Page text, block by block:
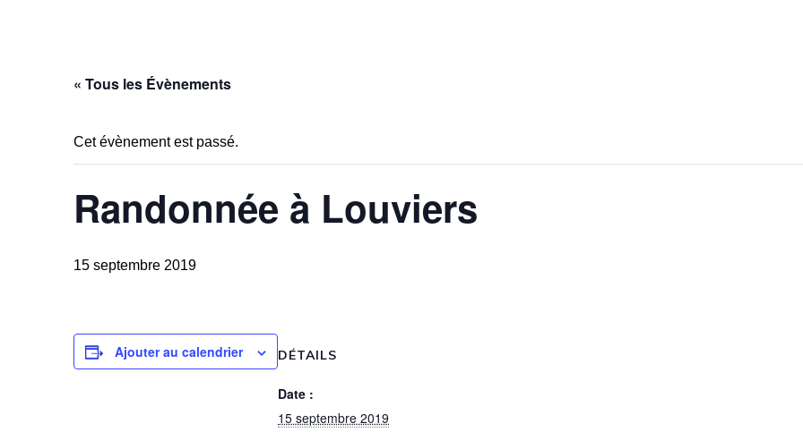
« Tous les Évènements
Cet évènement est passé.
Randonnée à Louviers
15 septembre 2019
Ajouter au calendrier DÉTAILS
Date :
15 septembre 2019